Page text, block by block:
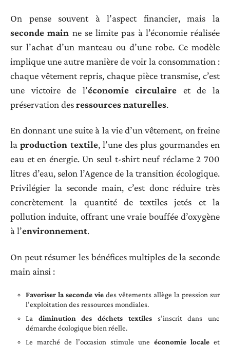
On pense souvent à l’aspect financier, mais la
seconde main ne se limite pas à l’économie réalisée
sur l’achat d’un manteau ou d’une robe. Ce modèle
implique une autre manière de voir la consommation :
chaque vêtement repris, chaque pièce transmise, c’est
une victoire de l’économie circulaire et de la
préservation desressources naturelles.
En donnant une suite à la vie d’un vêtement, on freine
laproduction textile, l’une des plus gourmandes en
eau et en énergie. Un seul t-shirt neuf réclame 2 700
litres d’eau, selon l’Agence de la transition écologique.
Privilégier la seconde main, c’est donc réduire très
concrètement la quantité de textiles jetés et la
pollution induite, offrant une vraie bouffée d’oxygène
à l’environnement.
On peut résumer les bénéfices multiples de la seconde
main ainsi :
Favoriser la seconde vie des vêtements allège la pression sur
l’exploitation des ressources mondiales.
La diminution des déchets textiless’inscrit dans une
démarche écologique bien réelle.
Le marché de l’occasion stimule une économie locale et